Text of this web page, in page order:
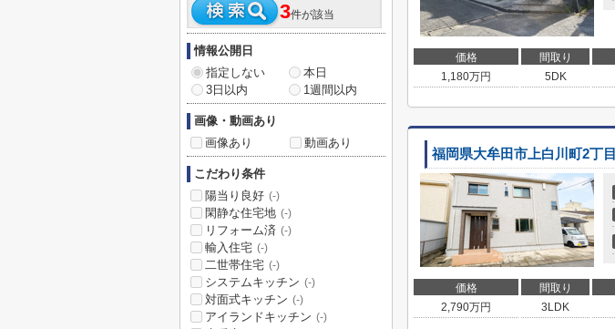
価格 間取り
1,180万円 5DK
福岡県大牟田市上白川町2丁目
価格 間取り
2,790万円 3LDK
3件が該当
情報公開日
指定しない
本日
3日以内
1週間以内
画像・動画あり
画像あり
動画あり
こだわり条件
陽当り良好 (-)
閑静な住宅地 (-)
リフォーム済 (-)
輸入住宅 (-)
二世帯住宅 (-)
システムキッチン (-)
対面式キッチン (-)
アイランドキッチン (-)